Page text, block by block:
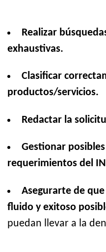
Realizar
exhaustivas.
Clasificar
productos/servicios.
Redactar la
Gestionar
requerimientos del
Asegurarte de
fluido y exitoso
puedan llevar a la